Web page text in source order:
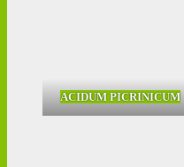
ACIDUM PICRINICUM